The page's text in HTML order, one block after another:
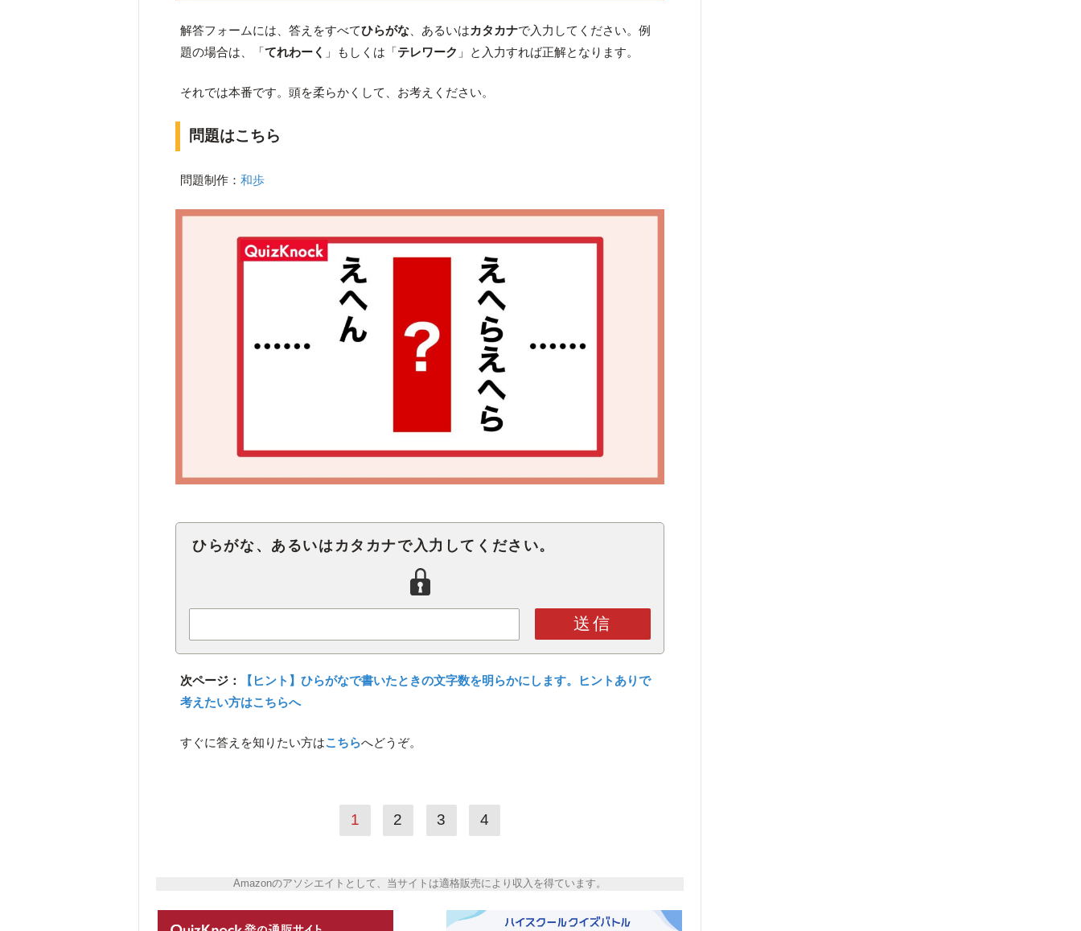
解答フォームには、答えをすべてひらがな 、あるいはカタカナで入力 してください。例
題の場合は、
「てれわーく 」 もしくは「テレワーク 」と入力すれば正解となります。
それでは本番です。頭を柔らかくして、お考えください。
問題はこちら
問題制作：和歩
ひらがな、あるいはカタカナで入力してください。
送信
次ページ：
【ヒント】ひらがなで書いたときの文字数を明らかにします。ヒントありで
考えたい方はこちらへ
すぐに答えを知りたい方はこちらへどうぞ。
1 2 3 4
Amazonのアソシエイトとして、当サイトは適格販売により収入を得ています。